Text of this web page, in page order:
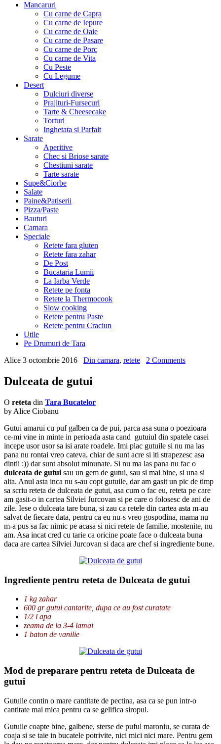
Mancaruri
Cu carne de Capra
Cu carne de Iepure
Cu carne de Oaie
Cu carne de Pasare
Cu carne de Porc
Cu carne de Vita
Cu Peste
Cu Legume
Desert
Dulciuri diverse
Prajituri-Fursecuri
Tarte & Cheesecake
Torturi
Inghetata si Parfait
Sarate
Aperitive
Chec si Briose sarate
Chestiuni sarate
Tarte sarate
Supe&Ciorbe
Salate
Paine&Patiserii
Pizza/Paste
Bauturi
Camara
Speciale
Retete fara gluten
Retete fara zahar
De Post
Bucataria Lumii
La Iarba Verde
Retete pe fonta
Retete la Thermocook
Slow cooking
Retete pentru Paste
Retete pentru Craciun
Utile
Pe Drumuri de Tara
Alice 3 octombrie 2016 Din camara, retete 2 Comments
Dulceata de gutui
O reteta din Tara Bucatelor
by Alice Ciobanu
Gutui amarui cu puf galben ca de pui, parca asa suna o poezioara
ce-mi vine in minte in perioada asta cand gutuiul din spatele casei
incepe usor usor sa isi arate roadele. Imi plac gutuile si nu ma las
pana nu rontai vreo cateva, chiar de sunt acre si iti strapezesc asa
dintii :)) dar sunt absolut minunate. Si nu ma las pana nu fac o
dulceata de gutui sau un gem de gutui, sau si mai bine, si una si
alta. Anul asta inca nu s-au copt gutuile, dar am gasit un pic de timp
sa scriu reteta de dulceata de gutui, asa cum o fac eu, reteta pe care
am gasit-o in cartea Silviei Jurcovan si pe care o folosesc de ani de
zile. Iese o dulceata tare buna, si zau ca retele din cartea asta m-au
salvat de fiecare data, pentru ca eu nu-s vreo gospodina, mama nu
m-a pus sa fac nimic pe acasa si nici retete de familie, mostenite, nu
am. Asa incat cred cu tarie ca oricine poate face o dulceata buna
daca are cartea Silviei Jurcovan si daca are chef si ingrediente bune.
Ingrediente pentru reteta de Dulceata de gutui
1 kg zahar
600 gr gutui cantarite, dupa ce au fost curatate
1/2 l apa
zeama de la 3-4 lamai
1 baton de vanilie
Mod de preparare pentru reteta de Dulceata de
gutui
Gutuile contin o mare cantitate de pectina, asa ca se pun intr-o
cantitate mai mica pentru ca se gelifica siropul.
Gutuile coapte bine, galbene, sterse de puful maroniu, se curata de
coaja si se taie in bucatele potrivite, nici mici nici mare. Pentru gem